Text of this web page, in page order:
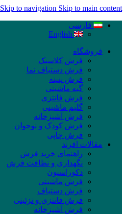
Skip to navigation Skip to main content
فارسی
English
فروشگاه
فرش کلاسیک
فرش دستباف نما
فرش پتینه
گبه ماشینی
فرش فانتزی
گلیم ماشینی
فرش آشپزخانه
فرش کودک و نوجوان
فرش چاپی
مقالات افرند
راهنمای خرید فرش
نگهداری و نظافت فرش
دکوراسیون
فرش ماشینی
فرش دستباف
فرش فانتزی و تزئینی
فرش آشپزخانه